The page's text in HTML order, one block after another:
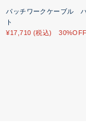
パッチワークケーブル
ト
¥17,710 (税込) 30%OFF